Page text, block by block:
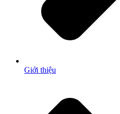
Giới thiệu